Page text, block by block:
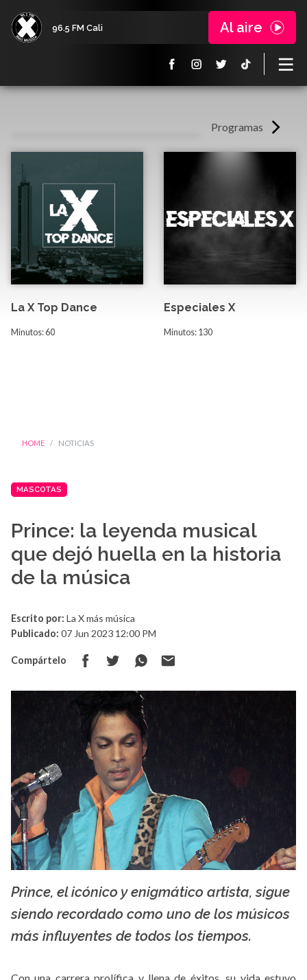
96.5 FM Cali Al aire
Programas
La X Top Dance
Minutos: 60
Especiales X
Minutos: 130
HOME NOTICIAS
MASCOTAS
Prince: la leyenda musical
que dejó huella en la historia
de la música
Escrito por: La X más música
Publicado: 07 Jun 2023 12:00 PM
Compártelo
La X mas música
Prince, el icónico y enigmático artista, sigue
siendo recordado como uno de los músicos
más influyentes de todos los tiempos.